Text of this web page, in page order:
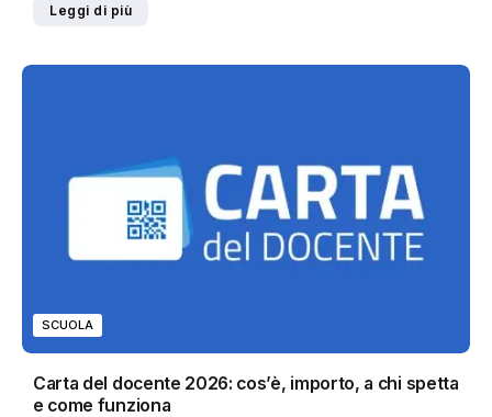
Leggi di più
SCUOLA
Carta del docente 2026: cos’è, importo, a chi spetta
e come funziona